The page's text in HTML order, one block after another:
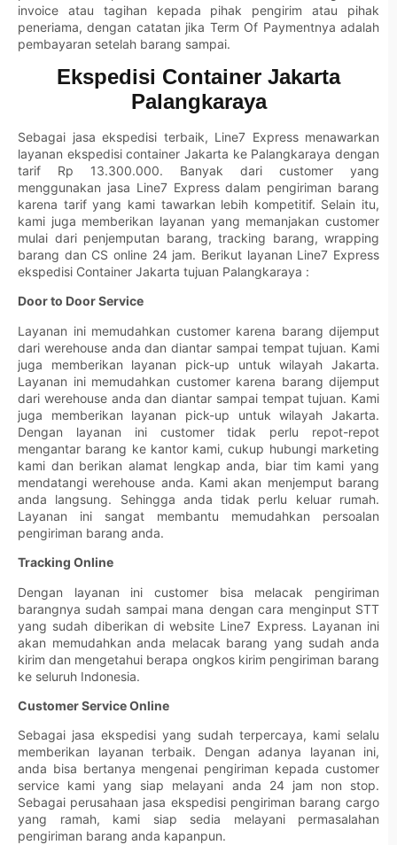
invoice atau tagihan kepada pihak pengirim atau pihak
peneriama, dengan catatan jika Term Of Paymentnya adalah
pembayaran setelah barang sampai.
Ekspedisi Container Jakarta
Palangkaraya
Sebagai jasa ekspedisi terbaik, Line7 Expressmenawarkan
layanan ekspedisi container Jakarta ke Palangkaraya dengan
tarif Rp 13.300.000. Banyak dari customer yang
menggunakan jasa Line7 Expressdalam pengiriman barang
karena tarif yang kami tawarkan lebih kompetitif. Selain itu,
kami juga memberikan layanan yang memanjakan customer
mulai dari penjemputan barang, tracking barang, wrapping
barang dan CS online 24 jam. Berikut layanan Line7 Express
ekspedisi Container Jakarta tujuan Palangkaraya :
Door to Door Service
Layanan ini memudahkan customer karena barang dijemput
dari werehouse anda dan diantar sampai tempat tujuan. Kami
juga memberikan layanan pick-up untuk wilayah Jakarta.
Layanan ini memudahkan customer karena barang dijemput
dari werehouse anda dan diantar sampai tempat tujuan. Kami
juga memberikan layanan pick-up untuk wilayah Jakarta.
Dengan layanan ini customer tidak perlu repot-repot
mengantar barang ke kantor kami, cukup hubungi marketing
kami dan berikan alamat lengkap anda, biar tim kami yang
mendatangi werehouse anda. Kami akan menjemput barang
anda langsung. Sehingga anda tidak perlu keluar rumah.
Layanan ini sangat membantu memudahkan persoalan
pengiriman barang anda.
Tracking Online
Dengan layanan ini customer bisa melacak pengiriman
barangnya sudah sampai mana dengan cara menginput STT
yang sudah diberikan di website Line7 Express. Layanan ini
akan memudahkan anda melacak barang yang sudah anda
kirim dan mengetahui berapa ongkos kirim pengiriman barang
ke seluruh Indonesia.
Customer Service Online
Sebagai jasa ekspedisi yang sudah terpercaya, kami selalu
memberikan layanan terbaik. Dengan adanya layanan ini,
anda bisa bertanya mengenai pengiriman kepada customer
service kami yang siap melayani anda 24 jam non stop.
Sebagai perusahaan jasa ekspedisi pengiriman barang cargo
yang ramah, kami siap sedia melayani permasalahan
pengiriman barang anda kapanpun.